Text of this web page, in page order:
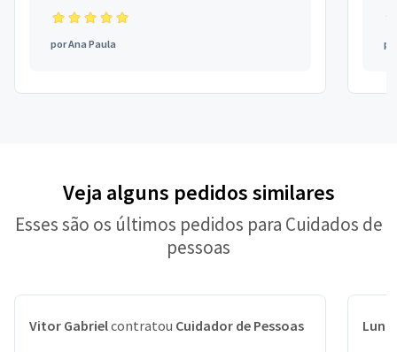
porAna Paula
Veja alguns pedidos similares
Esses são os últimos pedidos para Cuidados de
pessoas
Vitor Gabrielcontratou Cuidador de Pessoas Luna